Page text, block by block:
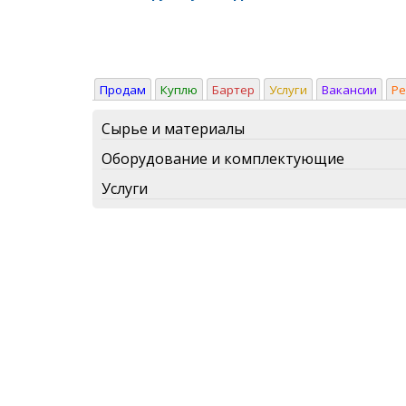
Продам Куплю Бартер Услуги Вакансии
Сырье и материалы
Оборудование и комплектующие
Услуги